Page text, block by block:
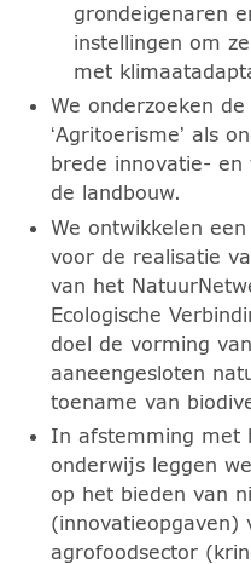
grondeigenaren
instellingen om
met
We onderzoeken
‘Agritoerisme’ als
brede innovatie- en
de landbouw.
We ontwikkelen
voor de realisatie
van het
Ecologische
doel de vorming
aaneengesloten
toename van
In afstemming met
onderwijs leggen
op het bieden van
(innovatieopgaven)
agrofoodsector